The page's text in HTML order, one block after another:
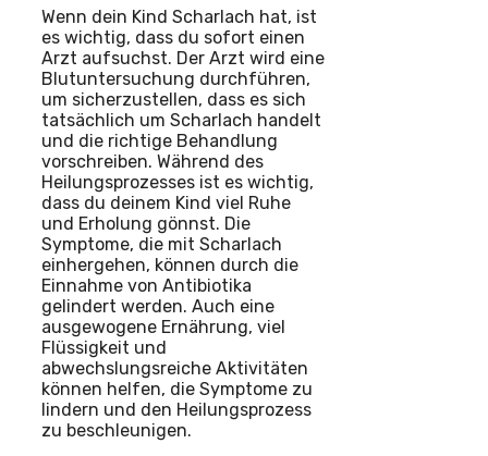
Wenn dein Kind Scharlach hat, ist
es wichtig, dass du sofort einen
Arzt aufsuchst. Der Arzt wird eine
Blutuntersuchung durchführen,
um sicherzustellen, dass es sich
tatsächlich um Scharlach handelt
und die richtige Behandlung
vorschreiben. Während des
Heilungsprozesses ist es wichtig,
dass du deinem Kind viel Ruhe
und Erholung gönnst. Die
Symptome, die mit Scharlach
einhergehen, können durch die
Einnahme von Antibiotika
gelindert werden. Auch eine
ausgewogene Ernährung, viel
Flüssigkeit und
abwechslungsreiche Aktivitäten
können helfen, die Symptome zu
lindern und den Heilungsprozess
zu beschleunigen.